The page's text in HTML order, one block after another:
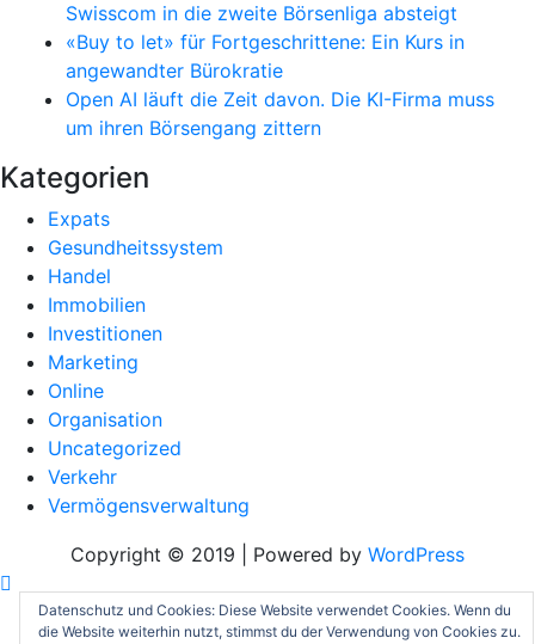
Swisscom in die zweite Börsenliga absteigt
«Buy to let» für Fortgeschrittene: Ein Kurs in
angewandter Bürokratie
Open AI läuft die Zeit davon. Die KI-Firma muss
um ihren Börsengang zittern
Kategorien
Expats
Gesundheitssystem
Handel
Immobilien
Investitionen
Marketing
Online
Organisation
Uncategorized
Verkehr
Vermögensverwaltung
Copyright © 2019 | Powered by WordPress
Datenschutz und Cookies: Diese Website verwendet Cookies. Wenn du
die Website weiterhin nutzt, stimmst du der Verwendung von Cookies zu.